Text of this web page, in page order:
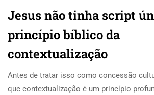
Jesus não tinha script
princípio bíblico da
contextualização
Antes de tratar isso como concessão
que contextualização é um princípio